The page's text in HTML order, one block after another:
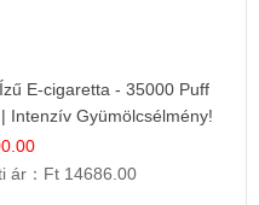
E-cigaretta - 35000 Puff
Intenzív Gyümölcsélmény!
ár： Ft 14686.00